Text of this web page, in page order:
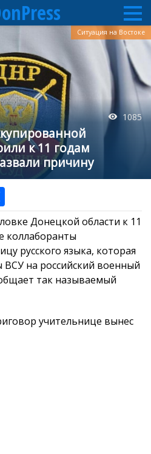
1085
к 11 годам
причину
Ситуация на Востоке
Донецкой области к 11
коллаборанты
русского языка, которая
на российский военный
так называемый
учительнице вынес